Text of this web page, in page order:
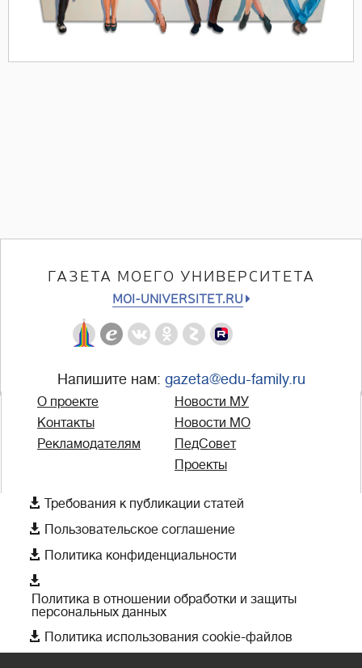
ГАЗЕТА МОЕГО УНИВЕРСИТЕТА
MOI-UNIVERSITET.RU
Напишите нам: gazeta@edu-family.ru
О проекте
Контакты
Рекламодателям
Новости МУ
Новости МО
ПедСовет
Проекты
 Требования к публикации статей
 Пользовательское соглашение
 Политика конфиденциальности

Политика в отношении обработки и защиты
персональных данных
 Политика использования cookie-файлов